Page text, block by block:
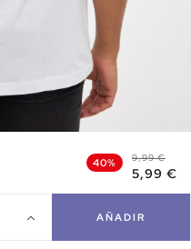
40% 9,99 €
5,99 €
AÑADIR